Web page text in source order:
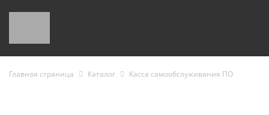
Главная страница Каталог Касса самообслуживания ПО